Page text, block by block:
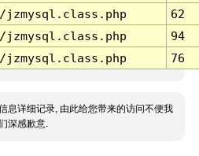
62
94
76
息详细记录, 由此给您带来的访问不便我
深感歉意.